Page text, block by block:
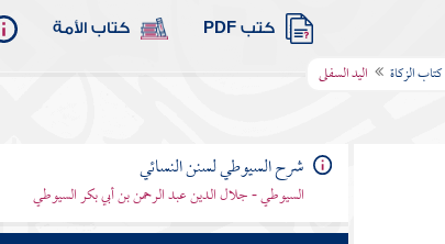
كتب PDF كتاب الأمة
كتاب الزكاة اليد السفلى
شرح السيوطي لسنن النسائي
السيوطي - جلال الدين عبد الرحمن بن أبي بكر السيوطي